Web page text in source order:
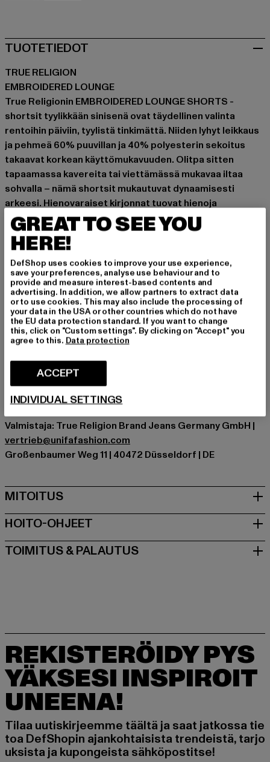
TUOTETIEDOT
TRUE RELIGION
EMBROIDERED LOUNGE
True Religionin EMBROIDERED LOUNGE SHORTS -
shortsit tyylikkään sinisenä ovat täydellinen valinta
rentoihin päiviin, tyylistä tinkimättä. Niiden lyhyt leikkaus
ja pehmeä 60% puuvillan ja 40% polyesterin sekoitus
takaavat korkean käyttömukavuuden. Olitpa sitten
tapaamassa kavereita tai viettämässä mukavaa iltaa
sohvalla – nämä shortsit mukautuvat dynaamisesti
arkeesi. Hienovaraiset kirjonnat tuovat hienoja
yksityiskohtia ja korostavat True Religion -brändin
premium-tasoa. Yhdistä ne oversized-T-paidan ja
freshien tennareiden kanssa rentoon päivätyyliin.
Tilaisuus: Arkivaatteet, Mukava, Rentoudu, Vapaa-aika,
Basic
Yksityiskohdat: Tuotemerkin logo, Viiltotasku
Leikkaa: Lyhyt
Tuotemerkki: True Religion
Kategoria: Shortsit
Valmistaja väri: cashmere blue
Materiaalin koostumus: 60% Puuvilla, 40% Polyesteri
Art.Nr: TR209877-06419
Valmistaja: True Religion Brand Jeans Germany GmbH |
vertrieb@unifafashion.com
Großenbaumer Weg 11 | 40472 Düsseldorf | DE
MITOITUS
HOITO-OHJEET
TOIMITUS & PALAUTUS
REKISTERÖIDY PYS
YÄKSESI INSPIROIT
UNEENA!
Tilaa uutiskirjeemme täältä ja saat jatkossa tie
toa DefShopin ajankohtaisista trendeistä, tarjo
uksista ja kupongeista sähköpostitse!
GREAT TO SEE YOU
HERE!
DefShop uses cookies to improve your use experience,
save your preferences, analyse use behaviour and to
provide and measure interest-based contents and
advertising. In addition, we allow partners to extract data
or to use cookies. This may also include the processing of
your data in the USA or other countries which do not have
the EU data protection standard. If you want to change
this, click on "Custom settings". By clicking on "Accept" you
agree to this. Data protection
ACCEPT
INDIVIDUAL SETTINGS